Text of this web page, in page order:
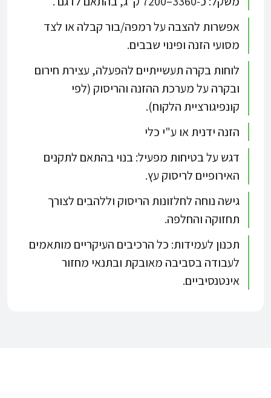
אפשרות להצבה על רמפה/בור קבלה או לצד
מסועי הזנה ופינוי שבבים.​
לוחות בקרה תעשייתיים להפעלה, עצירת חירום
ובקרה על מערכת ההזנה והריסוק (לפי
קונפיגורציית הלקוח).​
הזנה ידנית או ע"י כלי
דגש על בטיחות מפעיל: בנוי בהתאם לתקנים
האירופיים לריסוק עץ.​
גישה נוחה לחלזונות הריסוק וללהבים לצורך
תחזוקה והחלפה.​
תכנון לעמידות: כל הרכיבים העיקריים מותאמים
לעבודה בסביבה מאובקת ובתנאי מחזור
אינטנסיביים.